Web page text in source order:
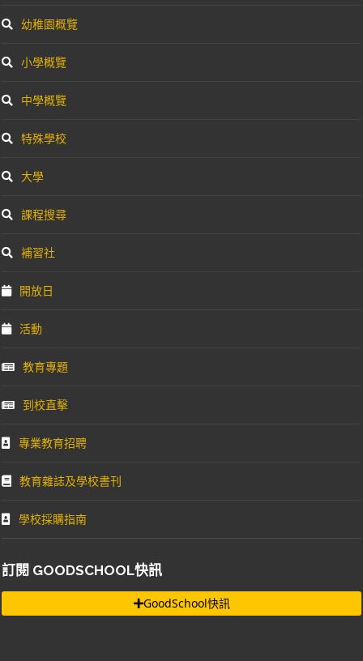
幼稚園概覽
小學概覽
中學概覽
特殊學校
大學
課程搜尋
補習社
開放日
活動
教育專題
到校直擊
專業教育招聘
教育雜誌及學校書刊
學校採購指南
訂閱 GOODSCHOOL快訊
GoodSchool快訊